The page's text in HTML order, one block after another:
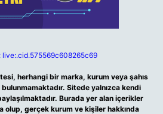
live:.cid.575569c608265c69
herhangi bir marka, kurum veya şahıs
Sitede yalnızca kendi
Burada yer alan içerikler
olup, gerçek kurum ve kişiler hakkında